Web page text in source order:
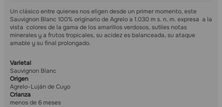
Un clásico entre quienes nos eligen desde un primer momento, este
Sauvignon Blanc 100% originario de Agrelo a 1.030 m s. n. m. expresa a la
vista colores de la gama de los amarillos verdosos, sutiles notas
minerales y a frutos tropicales, su acidez es balanceada, su ataque
amable y su final prolongado.
Varietal
Sauvignon Blanc
Origen
Agrelo-Luján de Cuyo
Crianza
menos de 6 meses